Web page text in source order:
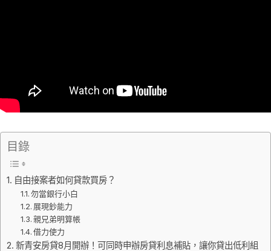
目錄
自由接案者如何貸款買房？
勿當銀行小白
展現鈔能力
親兄弟明算帳
借力使力
新青安房貸8月開辦！可同時申辦房貸利息補貼，讓你貸出低利組